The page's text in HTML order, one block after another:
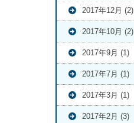
2017年12月 (2)
2017年10月 (2)
2017年9月 (1)
2017年7月 (1)
2017年3月 (1)
2017年2月 (3)